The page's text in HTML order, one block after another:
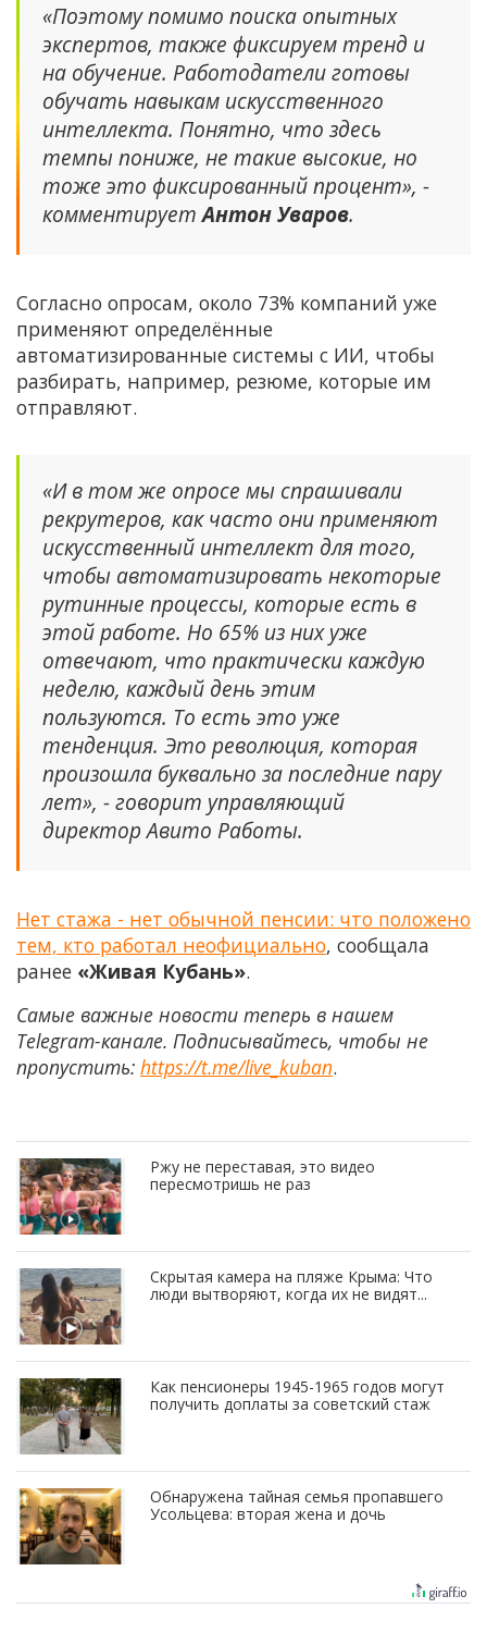
«Поэтому помимо поиска опытных
экспертов, также фиксируем тренд и
на обучение. Работодатели готовы
обучать навыкам искусственного
интеллекта. Понятно, что здесь
темпы пониже, не такие высокие, но
тоже это фиксированный процент», -
комментируетАнтон Уваров.
Согласно опросам, около 73% компаний уже
применяют определённые
автоматизированные системы с ИИ, чтобы
разбирать, например, резюме, которые им
отправляют.
«И в том же опросе мы спрашивали
рекрутеров, как часто они применяют
искусственный интеллект для того,
чтобы автоматизировать некоторые
рутинные процессы, которые есть в
этой работе. Но 65% из них уже
отвечают, что практически каждую
неделю, каждый день этим
пользуются. То есть это уже
тенденция. Это революция, которая
произошла буквально за последние пару
лет», - говорит управляющий
директор Авито Работы.
Нет стажа - нет обычной пенсии: что положено
тем, кто работал неофициально, сообщала
ранее «Живая Кубань».
Самые важные новости теперь в нашем
Telegram-канале. Подписывайтесь, чтобы не
пропустить: https://t.me/live_kuban.
Ржу не переставая, это видео
пересмотришь не раз
Скрытая камера на пляже Крыма: Что
люди вытворяют, когда их не видят...
Как пенсионеры 1945-1965 годов могут
получить доплаты за советский стаж
Обнаружена тайная семья пропавшего
Усольцева: вторая жена и дочь